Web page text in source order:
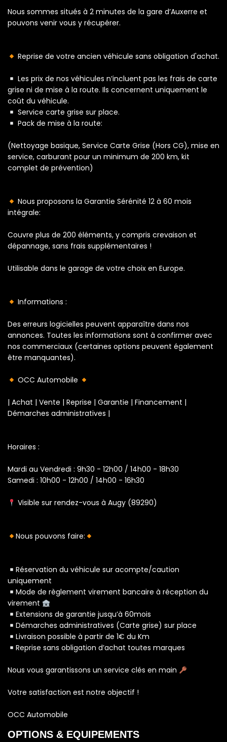
Nous sommes situés à 2 minutes de la gare d’Auxerre et
pouvons venir vous y récupérer.
Reprise de votre ancien véhicule sans obligation d'achat.
Les prix de nos véhicules n’incluent pas les frais de carte
grise ni de mise à la route. Ils concernent uniquement le
coût du véhicule.
Service carte grise sur place.
Pack de mise à la route:
(Nettoyage basique, Service Carte Grise (Hors CG), mise en
service, carburant pour un minimum de 200 km, kit
complet de prévention)
Nous proposons la Garantie Sérénité 12 à 60 mois
intégrale:
Couvre plus de 200 éléments, y compris crevaison et
dépannage, sans frais supplémentaires !
Utilisable dans le garage de votre choix en Europe.
Informations :
Des erreurs logicielles peuvent apparaître dans nos
annonces. Toutes les informations sont à confirmer avec
nos commerciaux (certaines options peuvent également
être manquantes).
OCC Automobile
| Achat | Vente | Reprise | Garantie | Financement |
Démarches administratives |
Horaires :
Mardi au Vendredi : 9h30 - 12h00 / 14h00 - 18h30
Samedi : 10h00 - 12h00 / 14h00 - 16h30
Visible sur rendez-vous à Augy (89290)
Nous pouvons faire:
Réservation du véhicule sur acompte/caution
uniquement
Mode de règlement virement bancaire à réception du
virement
Extensions de garantie jusqu’à 60mois
Démarches administratives (Carte grise) sur place
Livraison possible à partir de 1€ du Km
Reprise sans obligation d’achat toutes marques
Nous vous garantissons un service clés en main
Votre satisfaction est notre objectif !
OCC Automobile
OPTIONS & EQUIPEMENTS